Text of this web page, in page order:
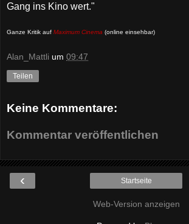
Gang ins Kino wert."
Ganze Kritik auf Maximum Cinema (online einsehbar)
Alan_Mattli um 09:47
Teilen
Keine Kommentare:
Kommentar veröffentlichen
‹ Startseite
Web-Version anzeigen